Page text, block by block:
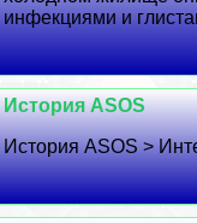
инфекциями и
История ASOS
История ASOS >